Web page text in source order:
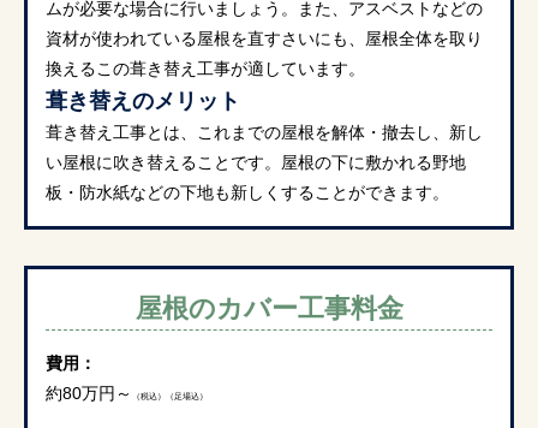
ムが必要な場合に行いましょう。また、アスベストなどの
資材が使われている屋根を直すさいにも、屋根全体を取り
換えるこの葺き替え工事が適しています。
葺き替えのメリット
葺き替え工事とは、これまでの屋根を解体・撤去し、新し
い屋根に吹き替えることです。屋根の下に敷かれる野地
板・防水紙などの下地も新しくすることができます。
屋根のカバー工事料金
費用：
約80万円～
（税込）（足場込）